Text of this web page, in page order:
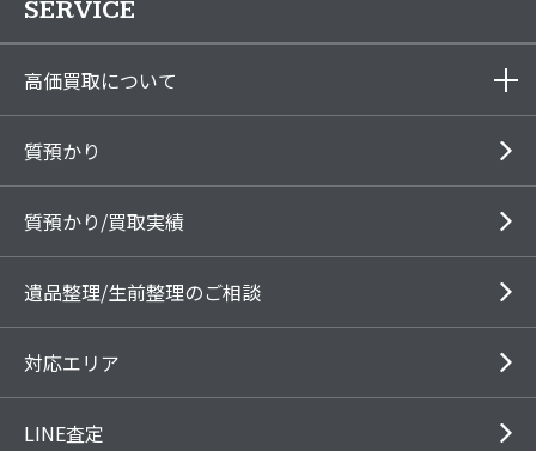
SERVICE
高価買取について
質預かり
質預かり/買取実績
遺品整理/生前整理のご相談
対応エリア
LINE査定